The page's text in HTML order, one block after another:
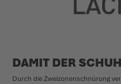
DAMIT DER
Durch die Zweizonenschnürung